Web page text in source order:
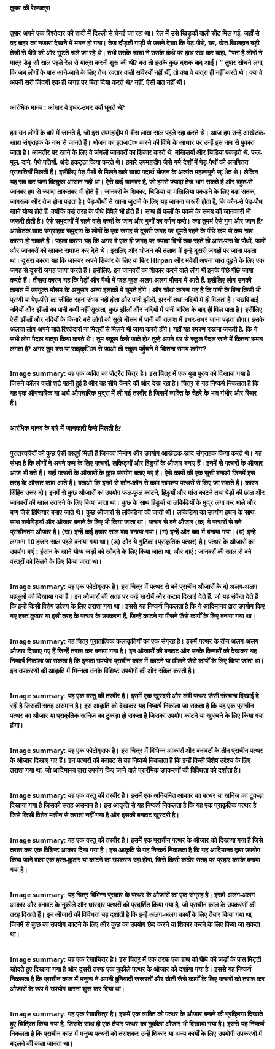
तुषार की रेल्यात्रा
तुषार अपने एक रिश्तेदार की शादी में दिल्ली से चेनई जा रहा था। रेल में उसे खिड़ुकी वाली सीट मिल गई, जहाँ से
वह बाहर का नजारा देखने में मगन हो गया। तेज दौड़ती गाड़ी से उसने देखा कि पेड़-पीथे, घर, खेत-खिलहान बड़ी
तेजी से पीछे की ओर छूटते चले जा रहे थे। तभी उसके चाचा ने उसके कंथे पर हाथ रख कर कहा, “पता है लोगों ने
मात्र डेढ़ु सौ साल पहले रेल से यात्रा करनी शुरू की थी? बस तो इसके कुछ दशक बाद आई। ” तुषार सोचने लगा,
कि जब लोगों के पास आने-जाने के लिए तेज रक्तार वाली सविरयों नहीं थीं, तो क्या वे यात्रा ही नहीं करते थे। क्या वे
अपनी सरी जिंदगी एक ही जगह पर बिता दिया करते थे? नहीं, ऐसी बात नहीं थी।
आरंभिक मानव : आंखर वे इधर-उधर क्यों घूमते थे?
हम उन लोगों के बारे में जानते हैं, जो इस उपमहाद्वीप में बीस लाख साल पहले रहा करते थे। आज हम उन्हें आखेटक-
खाद्य संग्राहक के नाम से जानते हैं। भोजन का इतजাম करने की विधि के आधार पर उन्हें इस नाम से पुकारा
जाता है। आमतौर पर खाने के लिए वे जंगली जानवरों का शिकार करते थे, मखिलयाँ और चिडिया पकड़ते थे, फल-
मूल, दाने, पैथे-पतियाँ, अंडे इकट्ठा किया करते थे। हमारे उपमहाद्वीप जैसे गर्म देशों में पेड़-पैथों की अनगितत
प्रजातियाँ मिलती हैं। इसीलिए पेड़-पैथों से मिलने वाले खाद्य पदार्थ भोजन के अत्यंत महल्पपूर्ण स्ोत थे। लेकिन
यह सब कर पाना बिल्कुल आसान नहीं था। ऐसे कई जानवर हैं, जो हमसे ज्यादा तेज भाग सकते हैं और बहुत-से
जानवर हम से ज्यादा ताकतवर भी होते हैं। जानवरों के शिकार, चिडिया या मखिलिया पकड़ने के लिए बड़ा सतक,
जागरूक और तेज होना पड़ता है। पेड़-पौधों से खाना जुटाने के लिए यह जानना जरूरी होता है, कि कौन-से पेड़-पौध
खाने योग्य होते हैं, क्योंकि कई तरह के पौधे विषैले भी होते हैं। साथ ही फलों के पकने के समय की जानकारी भी
जरूरी होती है। ऐसे समुदायों में रहने वाले बच्चों के जान और गुणों का वर्णन करो। क्या तुममं ऐसे गुण और जान हैं?
आखेटक-खाद संग्राहक समुदाय के लोगों के एक जगह से दूसरी जगह पर घूमते रहने के पीछे कम से कम चार
कारण हो सकते हैं। पहला कारण यह कि अगर वे एक ही जगह पर ज्यादा दिनों तक रहते तो आस-पास के पौधों, फलों
और जानवरों को खाकर समाप्त कर देते थे। इसलिए और भोजन की तलाश में इन्हे दूसरी जगहों पर जाना पड़ता
था। दूसरा कारण यह कि जानवर अपने शिकार के लिए या फिर Hirpan और मवेशी अपना चारा दूढ़ने के लिए एक
जगह से दूसरी जगह जाया करते हैं। इसीलिए, इन जानवरों का शिकार करने वाले लोग भी इनके पीछे-पीछे जाया
करते हैं। तीसरा कारण यह कि पेड़ों और पैथो में फल-फूल अलग-अलग मौसम में आते हैं, इसीलिए लोग उनकी
तलाश में उपयुक्त मौसम के अनुसार अन्य इलाकों में घूमते होंगे। और चौथा कारण यह है कि पानी के बिना किसी भी
प्राणी या पेড়-पीछे का जीवित रहना संभव नहीं होता और पानी झीलों, झरनों तथा नदियों में ही मिलता है। यद्यपि कई
नदियों और झीलों का पानी कभी नहीं सूखता, कुछ झीलों और नदियों में पानी बारिश के बाद ही मिल पाता है। इसीलिए
ऐसी झीलों और नदियों के किनारे बसे लोगों को सूखे मौसम में पानी की तलाश में इधर-उधर जाना पड़ता होगा। इसके
अलावा लोग अपने नाते-रिश्तेदारों या मित्रों से मिलने भी जाया करते होंगे। यहाँ यह स्मरण रखना जरूरी है, कि ये
सभी लोग पैदल यात्रा किया करते थे। तुम स्कूल कैसे जाते हो? तुम्हे अपने घर से स्कूल पैदल जाने में कितना समय
लगता है? अगर तुम बस या साइक्िल से जाओ तो स्कूल पहुँचने में कितना समय लगेगा?
Image summary: यह एक व्यक्ति का पोर्ट्रेट चित्र है। इस चित्र में एक युवा पुरुष को दिखाया गया है
जिसने कॉलर वाली शर्ट पहनी हुई है और वह सीधे कैमरे की ओर देख रहा है। चित्र से यह निष्कर्ष निकलता है कि
यह एक औपचारिक या अर्ध-औपचारिक मुद्रा में ली गई तस्वीर है जिसमें व्यक्ति के चेहरे के भाव गंभीर और स्थिर
हैं।
आरंभिक मानव के बारे में जानकारी कैसे मिलती है?
पुरातत्त्वविदों को कुछ ऐसी वस्तुएँ मिली हैं जिनका निर्माण और उपयोग आखेटक-खाद संग्राहक किया करते थे। यह
संभव है कि लोगों ने अपने कम के लिए पत्थरों, लकिड्यों और हिडुयों के औजार बनाए हैं। इनमें से पत्थरों के औजार
आज भी बचे हैं। यहाँ पत्थरों के औजारों के कुछ उपयोग बताए गए हैं। ऐसे कामों की एक सूची बनाओ जिनमें इस
तरह के औजार काम आते हैं। बताओ कि इनमें से कौन-कौन से काम सामान्य पत्थरों से किए जा सकते हैं। कारण
सिंहित उत्तर दो। इनमें से कुछ औजारों का उपयोग फल-फूल काटने, हिडुयाँ और मांस काटने तथा पेड़ों की छाल और
जानवरों की खाल उतारने के लिए किया जाता था। कुछ के साथ हिडुयां या लकिडियों के मुद्र लगा कर भाले और
बाण जैसे हिथियार बनाए जाते थे। कुछ औजारों से लकिडिया की जाती थी। लकिडिया का उपयोग इधन के साथ-
साथ श्लोपिड्यां और औजार बनाने के लिए भी किया जाता था। पत्थर से बने औजार (क) ये पत्थरों से बने
प्राचीनतम औजार है। (ख) इन्हें कई हजार साल बाद बनाया गया। (ग) इन्हें और बाद में बनाया गया। (घ) इन्हे
लगभग 10 हजार साल पहले बनाया गया था। (ड) और ये गुटिका (प्राकृतिक पत्थर) है। पत्थर के औजारों का
उपयोग बाएं : इंसान के खाने योग्य जड़ों को खोदने के लिए किया जाता था, और दाएं : जानवरों की खाल से बने
वस्त्रों को सिलने के लिए किया जाता था।
Image summary: यह एक फोटोग्राफ है। इस चित्र में पत्थर से बने प्राचीन औजारों के दो अलग-अलग
पहलुओं को दिखाया गया है। इन औजारों की सतह पर कई खरोंचें और कटाव दिखाई देते हैं, जो यह संकेत देते हैं
कि इन्हें किसी विशेष उद्देश्य के लिए तराशा गया था। इससे यह निष्कर्ष निकलता है कि ये आदिमानव द्वारा उपयोग किए
गए हस्त-कुठार या इसी तरह के पत्थर के उपकरण हैं, जिन्हें काटने या पीसने जैसे कार्यों के लिए बनाया गया था।
Image summary: यह चित्र पुरातात्विक कलाकृतियों का एक संग्रह है। इसमें पत्थर के तीन अलग-अलग
औजार दिखाए गए हैं जिन्हें तराश कर बनाया गया है। इन औजारों की बनावट और उनके किनारों को देखकर यह
निष्कर्ष निकाला जा सकता है कि इनका उपयोग प्राचीन काल में काटने या छीलने जैसे कार्यों के लिए किया जाता था।
इन उपकरणों की आकृति में भिन्नता उनके विशिष्ट उपयोगों की ओर संकेत करती है।
Image summary: यह एक वस्तु की तस्वीर है। इसमें एक खुरदरी और लंबी पत्थर जैसी संरचना दिखाई दे
रही है जिसकी सतह असमान है। इस आकृति को देखकर यह निष्कर्ष निकाला जा सकता है कि यह एक प्राचीन
पत्थर का औजार या प्राकृतिक खनिज का टुकड़ा हो सकता है जिसका उपयोग काटने या खुरचने के लिए किया गया
होगा।
Image summary: यह एक फोटोग्राफ है। इस चित्र में विभिन्न आकारों और बनावटों के तीन प्राचीन पत्थर
के औजार दिखाए गए हैं। इन पत्थरों की बनावट से यह निष्कर्ष निकलता है कि इन्हें किसी विशेष उद्देश्य के लिए
तराशा गया था, जो आदिमानव द्वारा उपयोग किए जाने वाले प्रारंभिक उपकरणों की विविधता को दर्शाता है।
Image summary: यह एक वस्तु की तस्वीर है। इसमें एक अनियमित आकार का पत्थर या खनिज का टुकड़ा
दिखाया गया है जिसकी सतह असमान है। इस आकृति से यह निष्कर्ष निकलता है कि यह एक प्राकृतिक पत्थर है
जिसे किसी विशेष मशीन से तराशा नहीं गया है और इसकी बनावट खुरदरी है।
Image summary: यह एक वस्तु की तस्वीर है। इसमें एक प्राचीन पत्थर के औजार को दिखाया गया है जिसे
तराश कर एक विशिष्ट आकार दिया गया है। इस आकृति से यह निष्कर्ष निकलता है कि यह आदिमानव द्वारा उपयोग
किया जाने वाला एक हस्त-कुठार या काटने का उपकरण रहा होगा, जिसे किसी कठोर सतह पर प्रहार करके बनाया
गया है।
Image summary: यह चित्र विभिन्न प्रकार के पत्थर के औजारों का एक संग्रह है। इसमें अलग-अलग
आकार और बनावट के नुकीले और धारदार पत्थरों को प्रदर्शित किया गया है, जो प्राचीन काल के उपकरणों की
तरह दिखते हैं। इन औजारों की विविधता यह दर्शाती है कि इन्हें अलग-अलग कार्यों के लिए तैयार किया गया था,
जिनमें से कुछ का उपयोग काटने के लिए और कुछ का उपयोग छेद करने या शिकार करने के लिए किया जा सकता
था।
Image summary: यह एक रेखाचित्र है। इस चित्र में एक तरफ एक हाथ को पौधे की जड़ों के पास मिट्टी
खोदते हुए दिखाया गया है और दूसरी तरफ एक नुकीले पत्थर के औजार को दर्शाया गया है। इससे यह निष्कर्ष
निकलता है कि प्राचीन काल में मनुष्य ने अपनी बुनियादी जरूरतों और खेती जैसे कार्यों के लिए पत्थरों को तराश कर
औजारों के रूप में उपयोग करना शुरू कर दिया था।
Image summary: यह एक रेखाचित्र है। इसमें एक व्यक्ति को पत्थर के औजार बनाने की प्रक्रिया दिखाते
हुए चित्रित किया गया है, जिसके साथ ही एक तैयार पत्थर का नुकीला औजार भी दिखाया गया है। इससे यह निष्कर्ष
निकलता है कि प्राचीन काल में मनुष्य पत्थरों को तराशकर उन्हें शिकार या अन्य कार्यों के लिए उपयोगी उपकरणों में
बदलने की कला जानता था।